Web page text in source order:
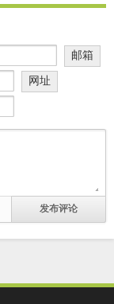
邮箱
网址